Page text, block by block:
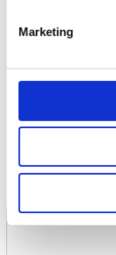
Marketing
Ude Køkken
Vaskemaskine
Tørretumbler
Elevator
Energimærke